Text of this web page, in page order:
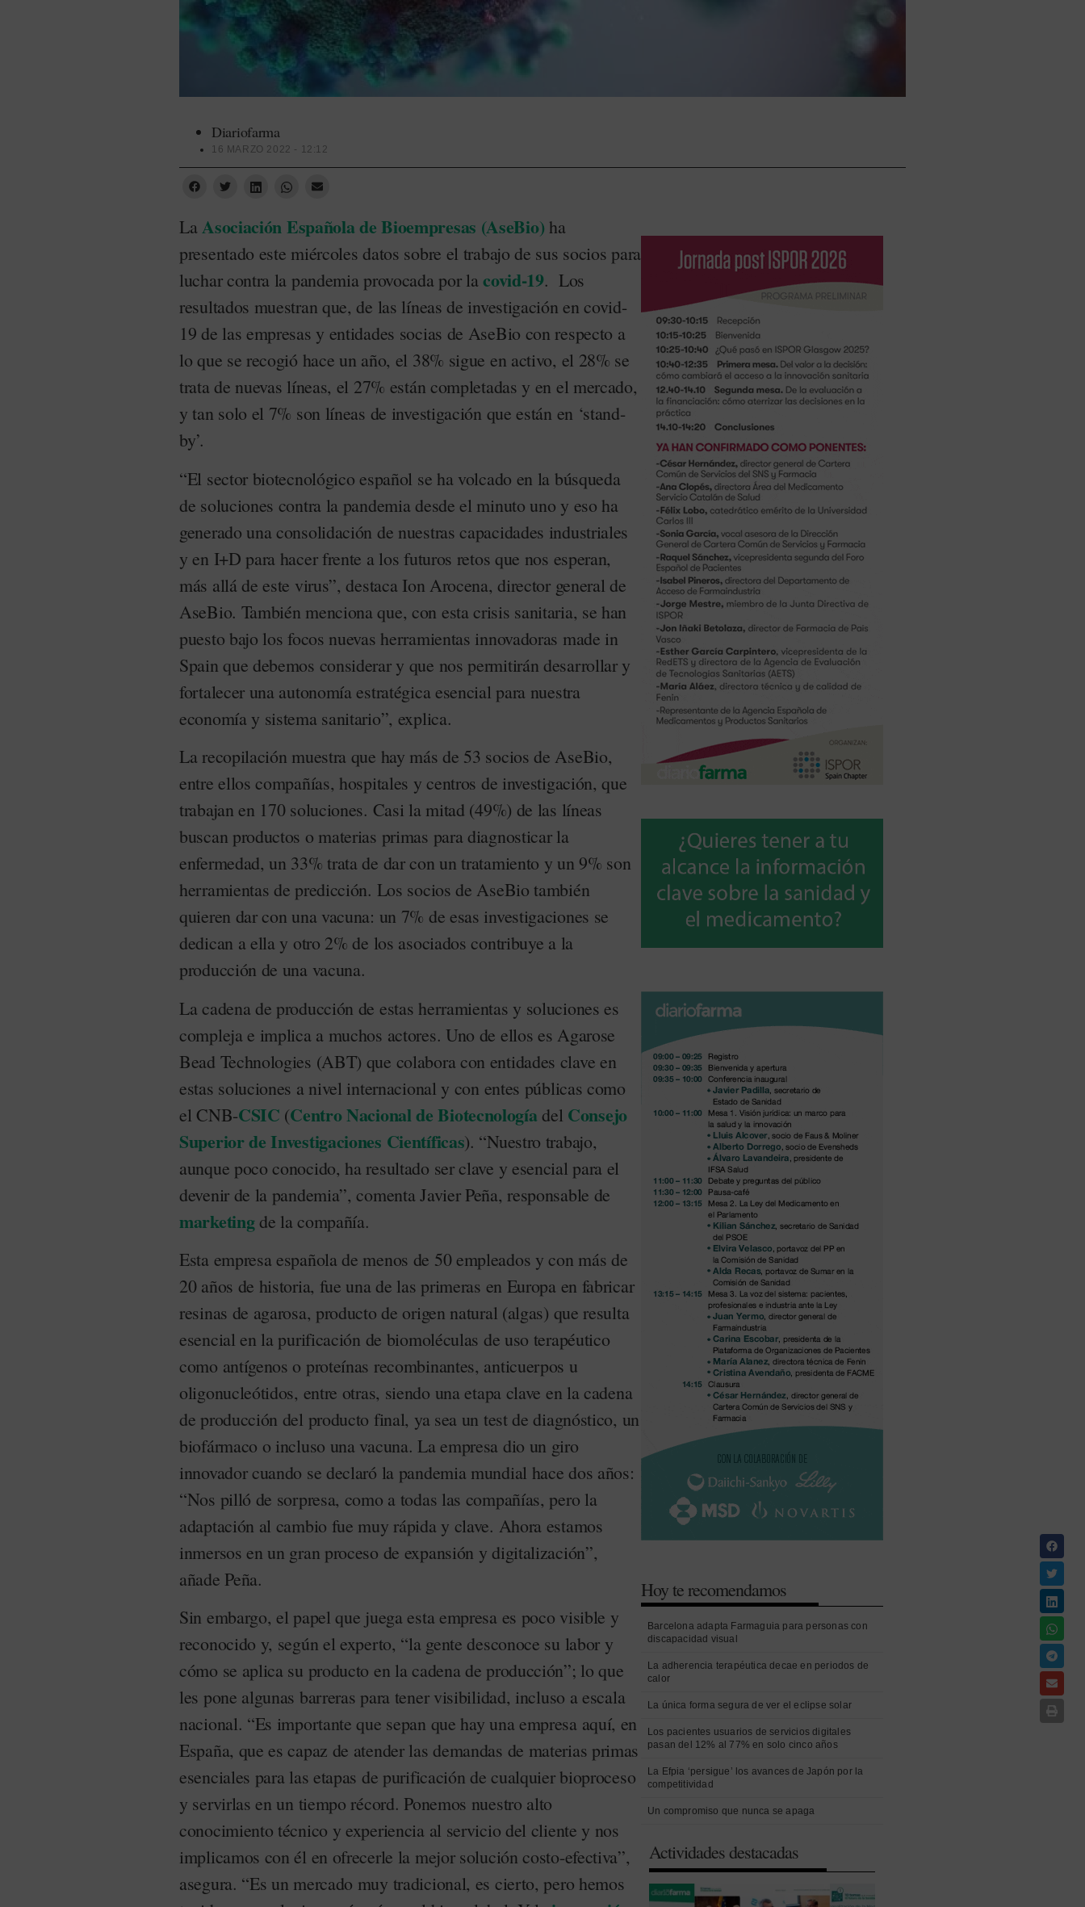
Diariofarma
16 MARZO 2022 - 12:12
LaAsociación Española de Bioempresas (AseBio) ha
presentado este miércoles datos sobre el trabajo de sus socios para
luchar contra la pandemia provocada por lacovid-19. Los
resultados muestran que, de las líneas de investigación en covid-
19 de las empresas y entidades socias de AseBio con respecto a
lo que se recogió hace un año, el 38% sigue en activo, el 28% se
trata de nuevas líneas, el 27% están completadas y en el mercado,
y tan solo el 7% son líneas de investigación que están en ‘stand-
by’.
“El sector biotecnológico español se ha volcado en la búsqueda
de soluciones contra la pandemia desde el minuto uno y eso ha
generado una consolidación de nuestras capacidades industriales
y en I+D para hacer frente a los futuros retos que nos esperan,
más allá de este virus”, destaca Ion Arocena, director general de
AseBio. También menciona que, con esta crisis sanitaria, se han
puesto bajo los focos nuevas herramientas innovadoras made in
Spain que debemos considerar y que nos permitirán desarrollar y
fortalecer una autonomía estratégica esencial para nuestra
economía y sistema sanitario”, explica.
La recopilación muestra que hay más de 53 socios de AseBio,
entre ellos compañías, hospitales y centros de investigación, que
trabajan en 170 soluciones. Casi la mitad (49%) de las líneas
buscan productos o materias primas para diagnosticar la
enfermedad, un 33% trata de dar con un tratamiento y un 9% son
herramientas de predicción. Los socios de AseBio también
quieren dar con una vacuna: un 7% de esas investigaciones se
dedican a ella y otro 2% de los asociados contribuye a la
producción de una vacuna.
La cadena de producción de estas herramientas y soluciones es
compleja e implica a muchos actores. Uno de ellos es Agarose
Bead Technologies (ABT) que colabora con entidades clave en
estas soluciones a nivel internacional y con entes públicas como
el CNB-CSIC (Centro Nacional de Biotecnologíadel Consejo
Superior de Investigaciones Científicas). “Nuestro trabajo,
aunque poco conocido, ha resultado ser clave y esencial para el
devenir de la pandemia”, comenta Javier Peña, responsable de
marketingde la compañía.
Esta empresa española de menos de 50 empleados y con más de
20 años de historia, fue una de las primeras en Europa en fabricar
resinas de agarosa, producto de origen natural (algas) que resulta
esencial en la purificación de biomoléculas de uso terapéutico
como antígenos o proteínas recombinantes, anticuerpos u
oligonucleótidos, entre otras, siendo una etapa clave en la cadena
de producción del producto final, ya sea un test de diagnóstico, un
biofármaco o incluso una vacuna. La empresa dio un giro
innovador cuando se declaró la pandemia mundial hace dos años:
“Nos pilló de sorpresa, como a todas las compañías, pero la
adaptación al cambio fue muy rápida y clave. Ahora estamos
inmersos en un gran proceso de expansión y digitalización”,
añade Peña.
Sin embargo, el papel que juega esta empresa es poco visible y
reconocido y, según el experto, “la gente desconoce su labor y
cómo se aplica su producto en la cadena de producción”; lo que
les pone algunas barreras para tener visibilidad, incluso a escala
nacional. “Es importante que sepan que hay una empresa aquí, en
España, que es capaz de atender las demandas de materias primas
esenciales para las etapas de purificación de cualquier bioproceso
y servirlas en un tiempo récord. Ponemos nuestro alto
conocimiento técnico y experiencia al servicio del cliente y nos
implicamos con él en ofrecerle la mejor solución costo-efectiva”,
asegura. “Es un mercado muy tradicional, es cierto, pero hemos
Hoy te recomendamos
Barcelona adapta Farmaguia para personas con
discapacidad visual
La adherencia terapéutica decae en periodos de
calor
La única forma segura de ver el eclipse solar
Los pacientes usuarios de servicios digitales
pasan del 12% al 77% en solo cinco años
La Efpia ‘persigue’ los avances de Japón por la
competitividad
Un compromiso que nunca se apaga
Actividades destacadas